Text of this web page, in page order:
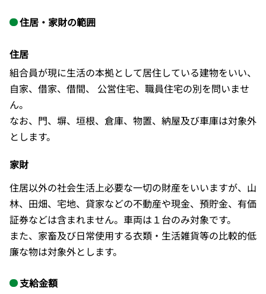
住居・家財の範囲
住居
組合員が現に生活の本拠として居住している建物をいい、
自家、借家、借間、 公営住宅、職員住宅の別を問いませ
ん。
なお、門、塀、垣根、倉庫、物置、納屋及び車庫は対象外
とします。
家財
住居以外の社会生活上必要な一切の財産をいいますが、山
林、田畑、宅地、貸家などの不動産や現金、預貯金、有価
証券などは含まれません。車両は１台のみ対象です。
また、家畜及び日常使用する衣類・生活雑貨等の比較的低
廉な物は対象外とします。
支給金額